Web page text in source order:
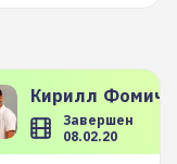
Кирилл
Завершен
08.02.20